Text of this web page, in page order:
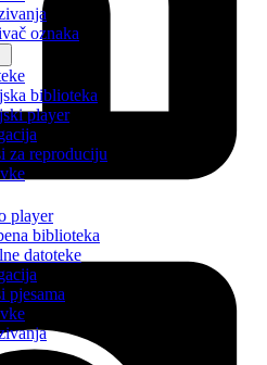
oznaka
biblioteka
player
za reproduciju
player
biblioteka
datoteke
pjesama